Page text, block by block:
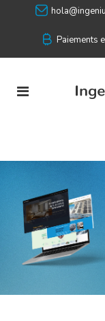
Paiements